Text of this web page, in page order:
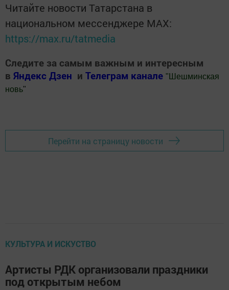
Читайте новости Татарстана в
национальном мессенджере MАХ:
https://max.ru/tatmedia
Следите за самым важным и интересным
в Яндекс Дзен и Телеграм канале " Шешминская
новь"
Перейти на страницу новости
КУЛЬТУРА И ИСКУСТВО
Артисты РДК организовали праздники
под открытым небом